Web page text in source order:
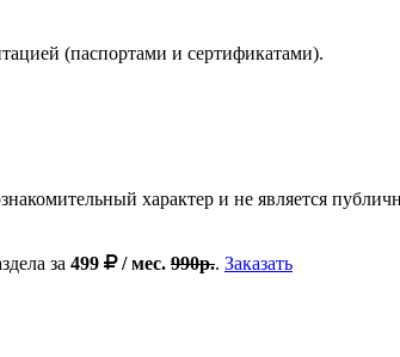
(паспортами и сертификатами).
характер и не является
за 499 / мес. 990р.. Заказать